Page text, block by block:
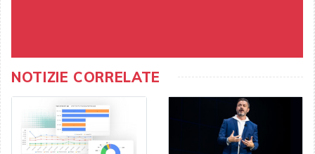
NOTIZIE CORRELATE